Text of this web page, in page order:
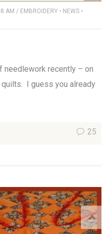
AM / EMBROIDERY • NEWS •
needlework recently – on
I guess you already
25